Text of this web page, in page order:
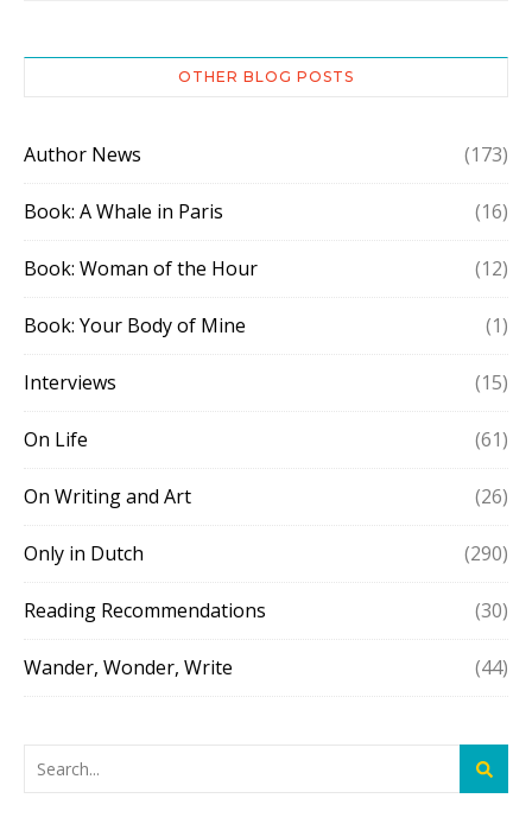
OTHER BLOG POSTS
Author News (173)
Book: A Whale in Paris (16)
Book: Woman of the Hour (12)
Book: Your Body of Mine (1)
Interviews (15)
On Life (61)
On Writing and Art (26)
Only in Dutch (290)
Reading Recommendations (30)
Wander, Wonder, Write (44)